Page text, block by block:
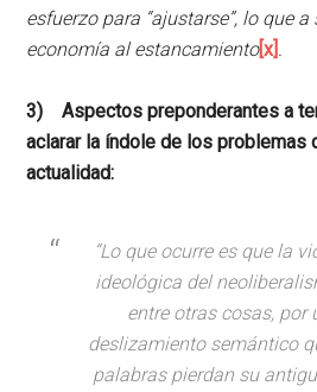
esfuerzo para “ajustarse”, lo que
economía al estancamiento[x]
3) Aspectos preponderantes a
aclarar la índole de los problemas
actualidad:
“Lo que ocurre es que la
ideológica del
entre otras cosas, por
deslizamiento semántico
palabras pierdan su